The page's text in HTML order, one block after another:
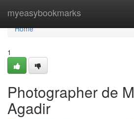
myeasybookmarks
Home
Home
1
Photographer de
Agadir